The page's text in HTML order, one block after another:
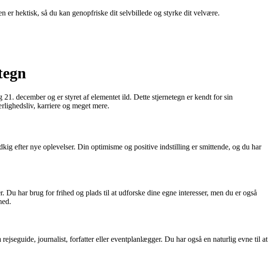
er hektisk, så du kan genopfriske dit selvbillede og styrke dit velvære.
december og er styret af elementet ild. Dette stjernetegn er kendt for sin
karriere og meget mere.
efter nye oplevelser. Din optimisme og positive indstilling er smittende, og du har
har brug for frihed og plads til at udforske dine egne interesser, men du er også
journalist, forfatter eller eventplanlægger. Du har også en naturlig evne til at